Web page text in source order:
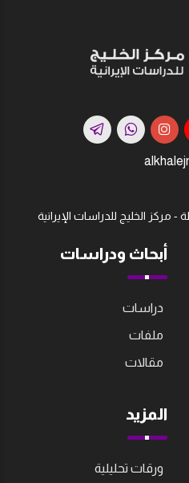
أبحاث ودراسات
دراسات
ملفات
مقالات
المزيد
ورقات تحليلية